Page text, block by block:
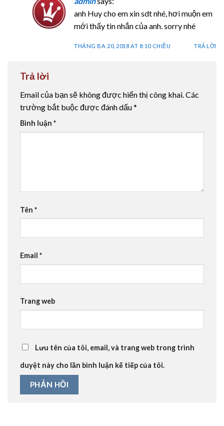
anh Huy cho em xin sdt nhé, hơi muộn em
mới thấy tin nhắn của anh. sorry nhé
THÁNG BA 20, 2018 AT 8:10 CHIỀU TRẢ LỜI
Trả lời
Email của bạn sẽ không được hiển thị công khai.Các
trường bắt buộc được đánh dấu*
Bình luận *
Tên *
Email *
Trang web
Lưu tên của tôi, email, và trang web trong trình
duyệt này cho lần bình luận kế tiếp của tôi.